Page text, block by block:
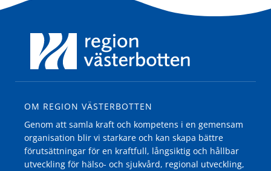
OM REGION VÄSTERBOTTEN
Genom att samla kraft och kompetens i en gemensam
organisation blir vi starkare och kan skapa bättre
förutsättningar för en kraftfull, långsiktig och hållbar
utveckling för hälso- och sjukvård, regional utveckling,